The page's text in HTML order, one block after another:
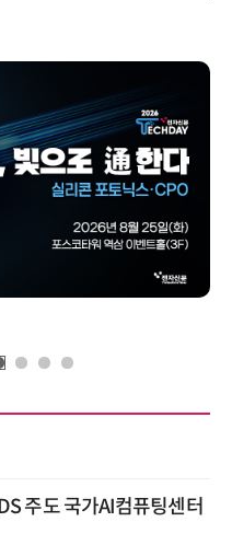
주도 국가AI컴퓨팅센터